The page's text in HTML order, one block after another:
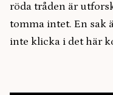
röda tråden är
tomma intet. En sak
inte klicka i det här